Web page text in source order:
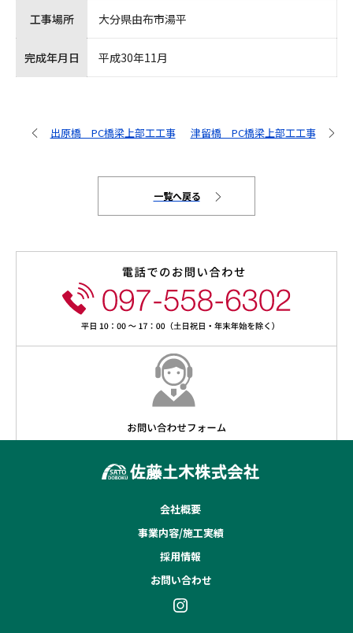
工事場所 大分県由布市湯平
完成年月日 平成30年11月
出原橋 PC橋梁上部工工事 津留橋 PC橋梁上部工工事
一覧へ戻る
会社概要
事業内容/施工実績
採用情報
お問い合わせ